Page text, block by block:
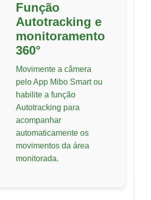
Função
Autotracking e
monitoramento
360°
Movimente a câmera
pelo App Mibo Smart ou
habilite a função
Autotracking para
acompanhar
automaticamente os
movimentos da área
monitorada.